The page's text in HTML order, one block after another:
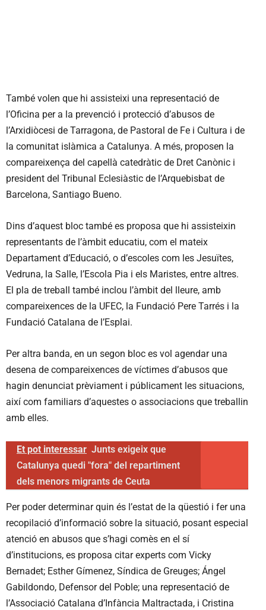
També volen que hi assisteixi una representació de
l’Oficina per a la prevenció i protecció d’abusos de
l’Arxidiòcesi de Tarragona, de Pastoral de Fe i Cultura i de
la comunitat islàmica a Catalunya. A més, proposen la
compareixença del capellà catedràtic de Dret Canònic i
president del Tribunal Eclesiàstic de l’Arquebisbat de
Barcelona, Santiago Bueno.
Dins d’aquest bloc també es proposa que hi assisteixin
representants de l’àmbit educatiu, com el mateix
Departament d’Educació, o d’escoles com les Jesuïtes,
Vedruna, la Salle, l’Escola Pia i els Maristes, entre altres.
El pla de treball també inclou l’àmbit del lleure, amb
compareixences de la UFEC, la Fundació Pere Tarrés i la
Fundació Catalana de l’Esplai.
Per altra banda, en un segon bloc es vol agendar una
desena de compareixences de víctimes d’abusos que
hagin denunciat prèviament i públicament les situacions,
així com familiars d’aquestes o associacions que treballin
amb elles.
Et pot interessar Junts exigeix que
Catalunya quedi "fora" del repartiment
dels menors migrants de Ceuta
Per poder determinar quin és l’estat de la qüestió i fer una
recopilació d’informació sobre la situació, posant especial
atenció en abusos que s’hagi comès en el sí
d’institucions, es proposa citar experts com Vicky
Bernadet; Esther Gímenez, Síndica de Greuges; Ángel
Gabildondo, Defensor del Poble; una representació de
l’Associació Catalana d’Infància Maltractada, i Cristina